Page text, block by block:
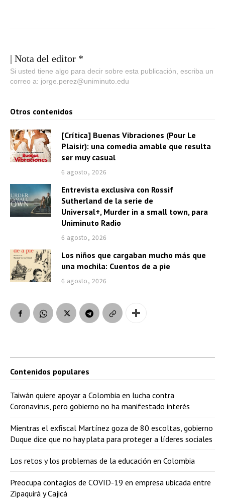
| Nota del editor *
Si usted tiene algo para decir sobre esta publicación, escriba un
correo a: jorge.perez@uniminuto.edu
Otros contenidos
[Crítica] Buenas Vibraciones (Pour Le
Plaisir): una comedia amable que resulta
ser muy casual
6 agosto, 2026
Entrevista exclusiva con Rossif
Sutherland de la serie de
Universal+, Murder in a small town, para
Uniminuto Radio
6 agosto, 2026
Los niños que cargaban mucho más que
una mochila: Cuentos de a pie
6 agosto, 2026
Contenidos populares
Taiwán quiere apoyar a Colombia en lucha contra
Coronavirus, pero gobierno no ha manifestado interés
Mientras el exfiscal Martínez goza de 80 escoltas, gobierno
Duque dice que no hay plata para proteger a líderes sociales
Los retos y los problemas de la educación en Colombia
Preocupa contagios de COVID-19 en empresa ubicada entre
Zipaquirá y Cajicá